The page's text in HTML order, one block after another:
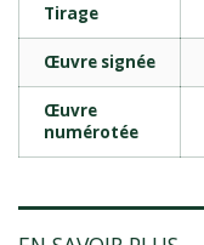
Tirage
Œuvre signée
Œuvre
numérotée